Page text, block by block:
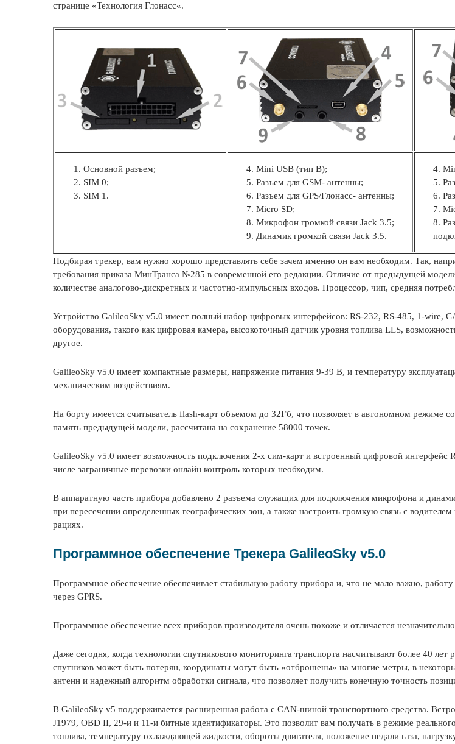
странице «Технология Глонасс«.
Основной разъем;
SIM 0;
SIM 1.
Mini USB (тип B);
Разъем для GSM- антенны;
Разъем для GPS/Глонасс- антенны;
Micro SD;
Микрофон громкой связи Jack 3.5;
Динамик громкой связи Jack 3.5.
Подбирая трекер, вам нужно хорошо представлять себе зачем именно он вам необходим. Так,
требования приказа МинТранса №285 в современной его редакции. Отличие от предыдущей
количестве аналогово-дискретных и частотно-импульсных входов. Процессор, чип, средняя
Устройство GalileoSky v5.0 имеет полный набор цифровых интерфейсов: RS-232, RS-485, 1-wire,
оборудования, такого как цифровая камера, высокоточный датчик уровня топлива LLS,
другое.
GalileoSky v5.0 имеет компактные размеры, напряжение питания 9-39 В, и температуру
механическим воздействиям.
На борту имеется считыватель flash-карт объемом до 32Гб, что позволяет в автономном режиме
память предыдущей модели, рассчитана на сохранение 58000 точек.
GalileoSky v5.0 имеет возможность подключения 2-х сим-карт и встроенный цифровой интерфейс
числе заграничные перевозки онлайн контроль которых необходим.
В аппаратную часть прибора добавлено 2 разъема служащих для подключения микрофона и
при пересечении определенных географических зон, а также настроить громкую связь с
рациях.
Программное обеспечение Трекера GalileoSky v5.0
Программное обеспечение обеспечивает стабильную работу прибора и, что не мало важно,
через GPRS.
Программное обеспечение всех приборов производителя очень похоже и отличается
Даже сегодня, когда технологии спутникового мониторинга транспорта насчитывают более 40
спутников может быть потерян, координаты могут быть «отброшены» на многие метры, в
антенн и надежный алгоритм обработки сигнала, что позволяет получить конечную точность
В GalileoSky v5 поддерживается расширенная работа с CAN-шиной транспортного средства.
J1979, OBD II, 29-и и 11-и битные идентификаторы. Это позволит вам получать в режиме
топлива, температуру охлаждающей жидкости, обороты двигателя, положение педали газа,